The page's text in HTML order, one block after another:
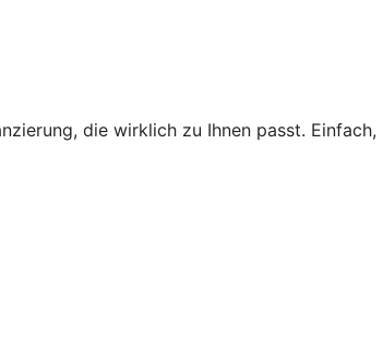
die wirklich zu Ihnen passt. Einfach,